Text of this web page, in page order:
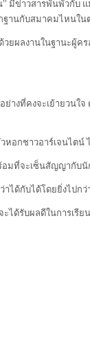
มีข่าวสารพันพัวกับ แ
ฐานกับสมาคมไหนใ
วยผลงานในฐานะผู้
ย่างที่คงจะเย้ายวน
วหอกชาวอาร์เจนไ
อมที่จะเซ็นสัญญากั
าได้กับได้โดยยิ่งไป
ะได้รับผลดีในการเ